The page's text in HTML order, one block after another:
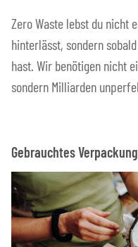
Zero Waste lebst du nicht
hinterlässt, sondern
hast. Wir benötigen nicht
sondern Milliarden
Gebrauchtes